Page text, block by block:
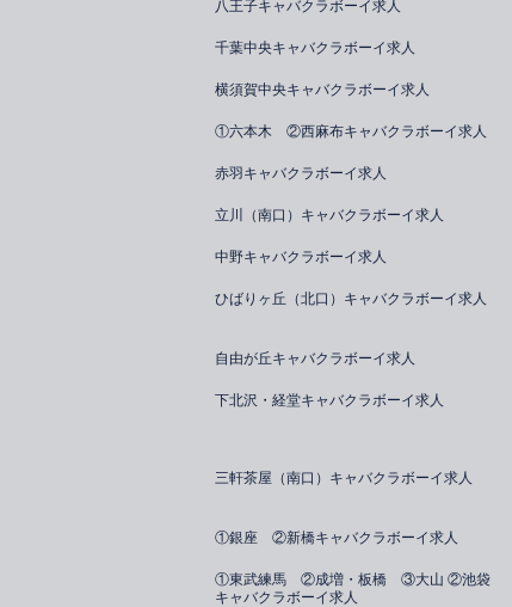
八王子キャバクラボーイ求人
千葉中央キャバクラボーイ求人
横須賀中央キャバクラボーイ求人
①六本木 ②西麻布キャバクラボーイ求人
赤羽キャバクラボーイ求人
立川（南口）キャバクラボーイ求人
中野キャバクラボーイ求人
ひばりヶ丘（北口）キャバクラボーイ求人
自由が丘キャバクラボーイ求人
下北沢・経堂キャバクラボーイ求人
三軒茶屋（南口）キャバクラボーイ求人
①銀座 ②新橋キャバクラボーイ求人
①東武練馬 ②成増・板橋 ③大山 ②池袋
キャバクラボーイ求人